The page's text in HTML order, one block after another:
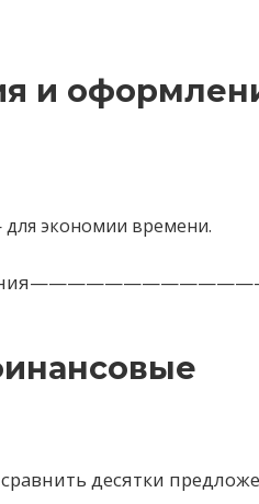
и
экономии времени.
десятки